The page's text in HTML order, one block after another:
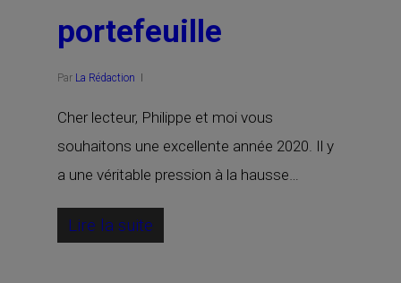
portefeuille
Par La Rédaction
Cher lecteur, Philippe et moi vous
souhaitons une excellente année 2020. Il y
a une véritable pression à la hausse…
Lire la suite